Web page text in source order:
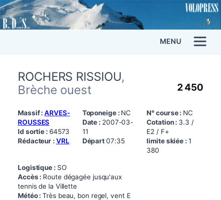
MENU
ROCHERS RISSIOU,
Brèche ouest
2 450
Massif :ARVES-
ROUSSES
Id sortie : 64573
Rédacteur : VRL
Toponeige : NC
Date : 2007-03-
11
Départ07:35
N° course : NC
Cotation : 3.3 /
E2 / F+
limite skiée : 1
380
Logistique : SO
Accès : Route dégagée jusqu'aux
tennis de la Villette
Météo :Très beau, bon regel, vent E